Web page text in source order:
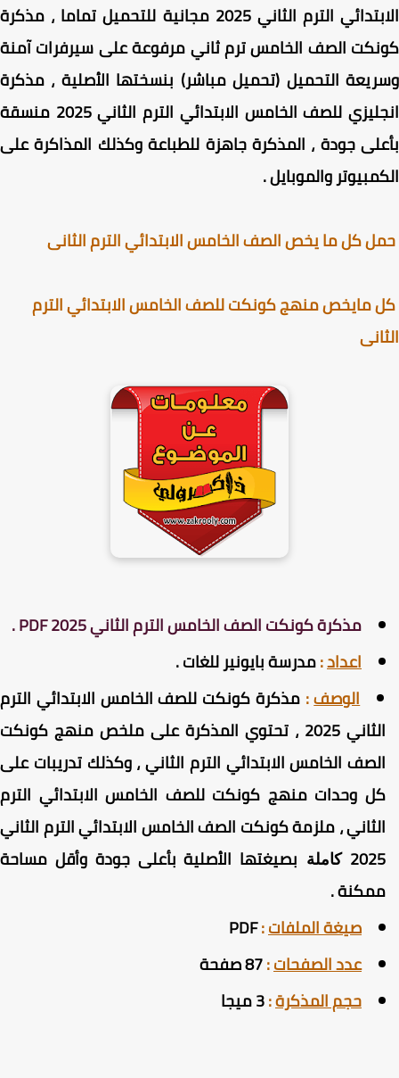
الابتدائي الترم الثاني 2025 مجانية للتحميل تماما ، مذكرة
الصف الخامس ترم ثاني مرفوعة على سيرفرات آمنة
التحميل (تحميل مباشر) بنسختها الأصلية ، مذكرة
انجليزي للصف الخامس الابتدائي الترم الثاني 2025 منسقة
جودة ، المذكرة جاهزة للطباعة وكذلك المذاكرة على
والموبايل .
كل ما يخص الصف الخامس الابتدائي الترم الثانى
منهج كونكت للصف الخامس الابتدائي الترم
مذكرة كونكت الصف الخامس الترم الثاني 2025 PDF .
اعداد:مدرسة بايونير للغات .
الوصف:مذكرة كونكت للصف الخامس الابتدائي الترم
الثاني 2025 ، تحتوي المذكرة على ملخص منهج كونكت
الخامس الابتدائي الترم الثاني ، وكذلك تدريبات على
وحدات منهج كونكت للصف الخامس الابتدائي الترم
، ملزمة كونكت الصف الخامس الابتدائي الترم الثاني
كاملةبصيغتها الأصلية بأعلى جودة وأقل مساحة
.
صيغة الملفات:
PDF
عدد الصفحات:87 صفحة
حجم المذكرة:3 ميجا